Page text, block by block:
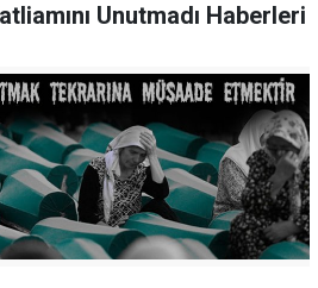
Unutmadı Haberleri